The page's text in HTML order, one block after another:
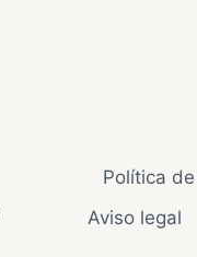
Política
Aviso legal